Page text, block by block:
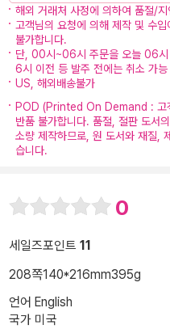
해외 거래처 사정에 의하여 품절/
고객님의 요청에 의해 제작 및 수
불가합니다.
단, 00시~06시 주문을 오늘 06
6시 이전 등 발주 전에는 취소 가능
US, 해외배송불가
POD (Printed On Demand : 고
반품 불가합니다. 품절, 절판 도서
소량 제작하므로, 원 도서와 재질,
습니다.
0
세일즈포인트 11
208쪽140*216mm395g
언어 English
국가 미국